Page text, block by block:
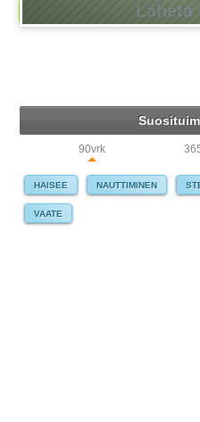
90vrk
HAISEE NAUTTIMINEN
VAATE